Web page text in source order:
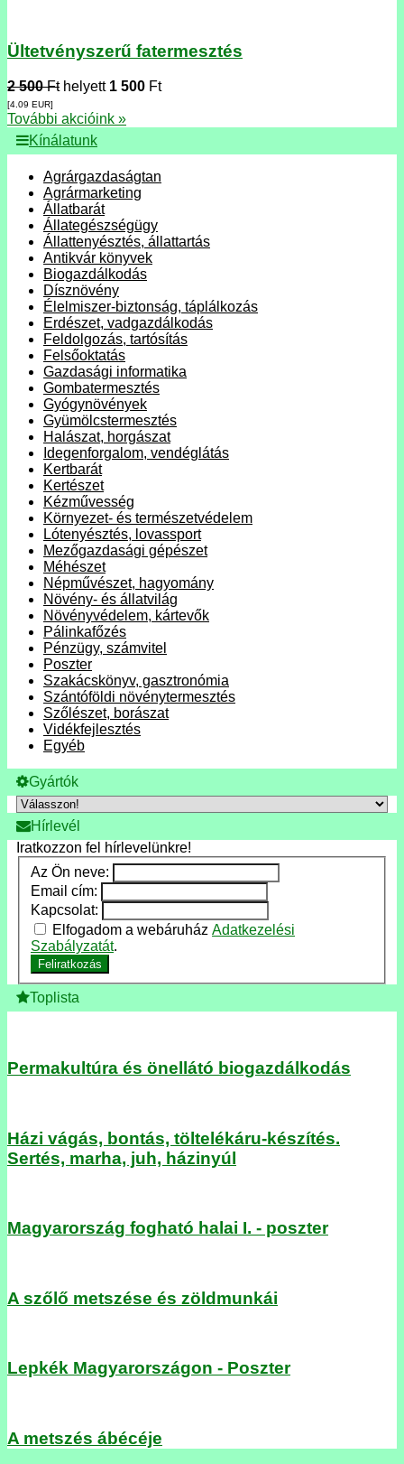
Ültetvényszerű fatermesztés
2 500 Fthelyett 1 500 Ft
[4.09 EUR]
További akcióink »
Kínálatunk
Agrárgazdaságtan
Agrármarketing
Állatbarát
Állategészségügy
Állattenyésztés, állattartás
Antikvár könyvek
Biogazdálkodás
Dísznövény
Élelmiszer-biztonság, táplálkozás
Erdészet, vadgazdálkodás
Feldolgozás, tartósítás
Felsőoktatás
Gazdasági informatika
Gombatermesztés
Gyógynövények
Gyümölcstermesztés
Halászat, horgászat
Idegenforgalom, vendéglátás
Kertbarát
Kertészet
Kézművesség
Környezet- és természetvédelem
Lótenyésztés, lovassport
Mezőgazdasági gépészet
Méhészet
Népművészet, hagyomány
Növény- és állatvilág
Növényvédelem, kártevők
Pálinkafőzés
Pénzügy, számvitel
Poszter
Szakácskönyv, gasztronómia
Szántóföldi növénytermesztés
Szőlészet, borászat
Vidékfejlesztés
Egyéb
Gyártók
Hírlevél
Iratkozzon fel hírlevelünkre!
Az Ön neve:
Email cím:
Kapcsolat:
Elfogadom a webáruház Adatkezelési
Szabályzatát.
Feliratkozás
Toplista
Permakultúra és önellátó biogazdálkodás
Házi vágás, bontás, töltelékáru-készítés.
Sertés, marha, juh, házinyúl
Magyarország fogható halai I. - poszter
A szőlő metszése és zöldmunkái
Lepkék Magyarországon - Poszter
A metszés ábécéje